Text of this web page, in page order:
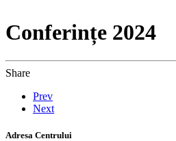
Conferințe 2024
Share
Prev
Next
Adresa Centrului